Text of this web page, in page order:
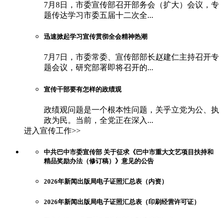
7月8日，市委宣传部召开部务会（扩大）会议，专
题传达学习市委五届十二次全...
迅速掀起学习宣传贯彻全会精神热潮
7月7日，市委常委、宣传部部长赵建仁主持召开专
题会议，研究部署即将召开的...
宣传干部要有怎样的政绩观
政绩观问题是一个根本性问题，关乎立党为公、执
政为民。当前，全党正在深入...
进入宣传工作>>
中共巴中市委宣传部 关于征求《巴中市重大文艺项目扶持和
精品奖励办法（修订稿）》意见的公告
2026年新闻出版局电子证照汇总表（内资）
2026年新闻出版局电子证照汇总表（印刷经营许可证）